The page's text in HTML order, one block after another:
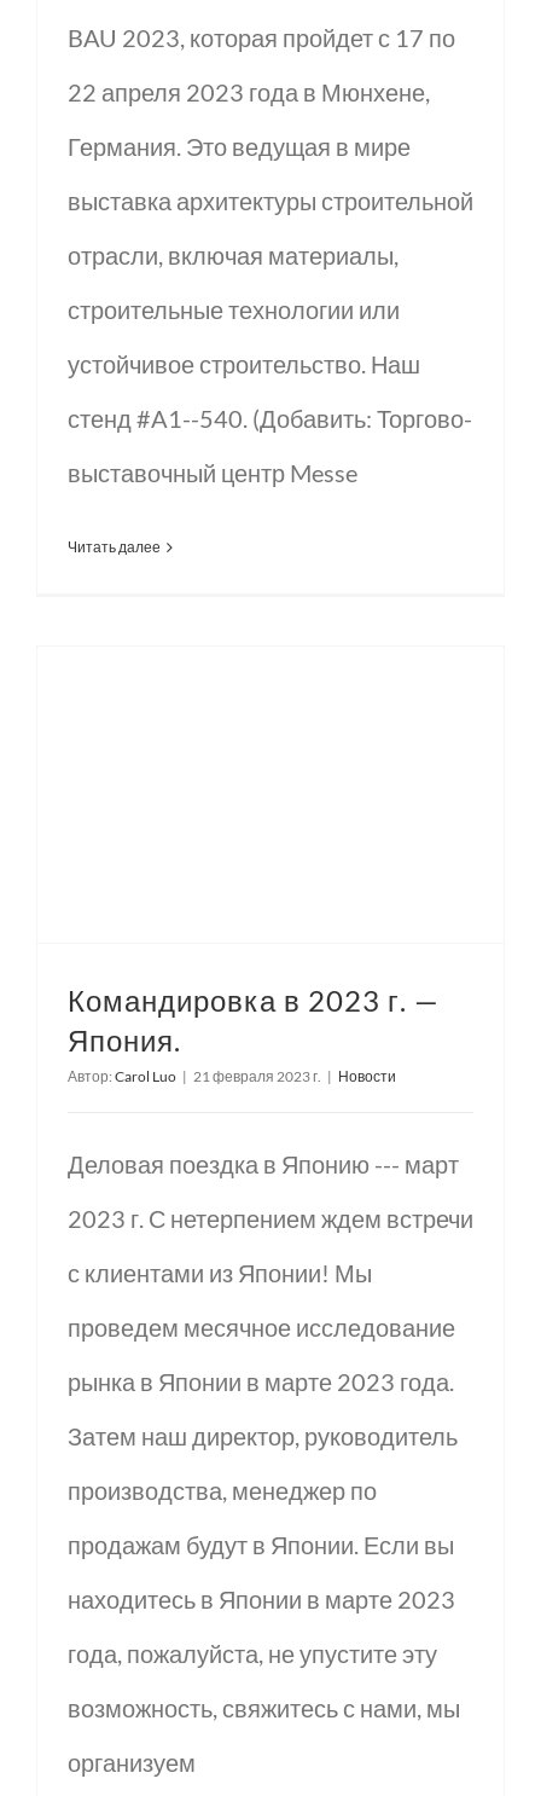
BAU 2023, которая пройдет с 17 по
22 апреля 2023 года в Мюнхене,
Германия. Это ведущая в мире
выставка архитектуры строительной
отрасли, включая материалы,
строительные технологии или
устойчивое строительство. Наш
стенд #A1--540. (Добавить: Торгово-
выставочный центр Messe
Читать далее
Командировка в 2023 г. —
Япония.
Автор: Carol Luo | 21 февраля 2023 г. | Новости
Деловая поездка в Японию --- март
2023 г. С нетерпением ждем встречи
с клиентами из Японии! Мы
проведем месячное исследование
рынка в Японии в марте 2023 года.
Затем наш директор, руководитель
производства, менеджер по
продажам будут в Японии. Если вы
находитесь в Японии в марте 2023
года, пожалуйста, не упустите эту
возможность, свяжитесь с нами, мы
организуем